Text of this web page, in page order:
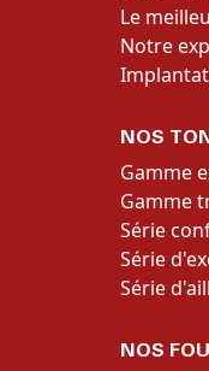
Le
Notre
NOS
Gamme
Gamme
Série
Série
Série
NOS